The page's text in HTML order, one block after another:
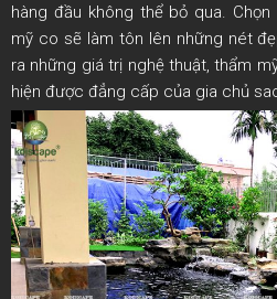
hàng đầu không thể bỏ qua.
mỹ co sẽ làm tôn lên những nét
ra những giá trị nghệ thuật, thẩm
hiện được đẳng cấp của gia chủ